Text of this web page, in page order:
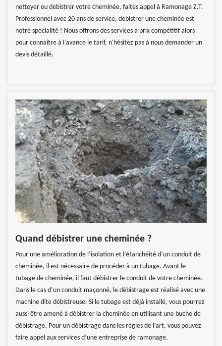
nettoyer ou debistrer votre cheminée, faites appel à Ramonage Z.T.
Professionnel avec 20 ans de service, debistrer une cheminée est
notre spécialité ! Nous offrons des services à prix compétitif alors
pour connaître à l'avance le tarif, n'hésitez pas à nous demander un
devis détaillé.
Quand débistrer une cheminée ?
Pour une amélioration de l’isolation et l’étanchéité d’un conduit de
cheminée, il est nécessaire de procéder à un tubage. Avant le
tubage de cheminée, il faut débistrer le conduit de votre cheminée.
Dans le cas d’un conduit maçonné, le débistrage est réalisé avec une
machine dite débistreuse. Si le tubage est déjà installé, vous pourrez
aussi être amené à débistrer la cheminée en utilisant une buche de
débistrage. Pour un débistrage dans les règles de l’art, vous pouvez
faire appel aux services d’une entreprise de ramonage.